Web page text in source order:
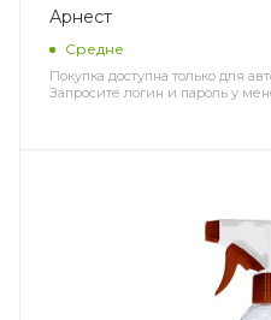
Арнест
Средне
Покупка доступна только для
Запросите логин и пароль у